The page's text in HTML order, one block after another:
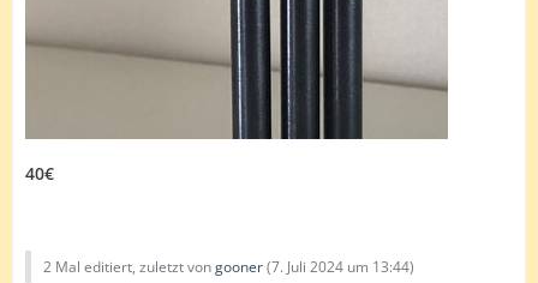
40€
2 Mal editiert, zuletzt vongooner(7. Juli 2024 um 13:44)